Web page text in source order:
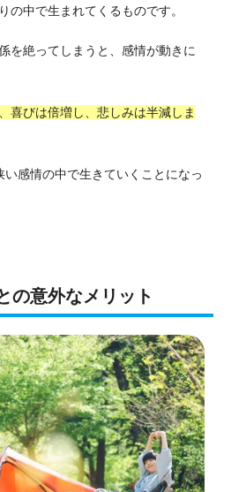
の中で生まれてくるものです。
を絶ってしまうと、感情が動きに
喜びは倍増し、悲しみは半減しま
感情の中で生きていくことになっ
の意外なメリット